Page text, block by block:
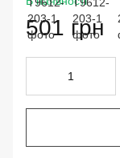
501 грн